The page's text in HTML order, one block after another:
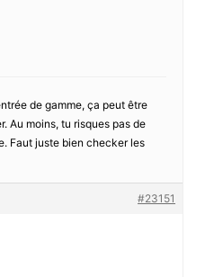
de gamme, ça peut être
Au moins, tu risques pas de
Faut juste bien checker les
#23151